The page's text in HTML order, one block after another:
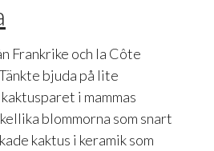
Frankrike och la Côte
bjuda på lite
i mammas
blommorna som snart
kaktus i keramik som